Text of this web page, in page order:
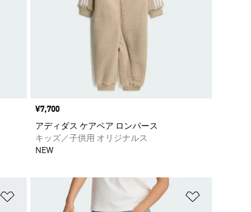
価格
¥7,700
アディダス ケアベア ロンパース
キッズ／子供用 オリジナルス
NEW
ほしいものリストに追加